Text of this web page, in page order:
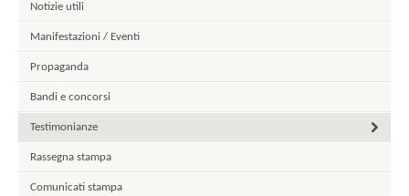
Notizie utili
Manifestazioni / Eventi
Propaganda
Bandi e concorsi
Testimonianze
Rassegna stampa
Comunicati stampa